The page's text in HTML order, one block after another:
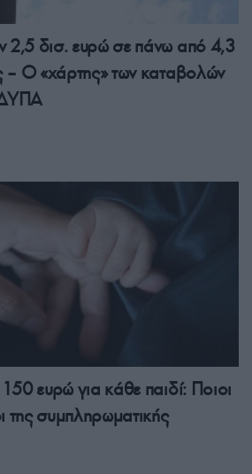
2,5 δισ. ευρώ σε πάνω από 4,3
– Ο «χάρτης» των καταβολών
ευρώ για κάθε παιδί: Ποιοι
της συμπληρωματικής